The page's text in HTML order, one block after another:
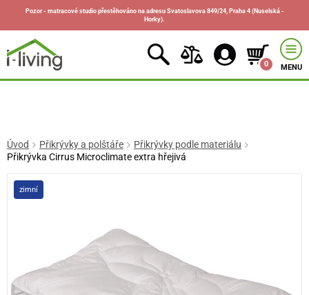
Pozor - matracové studio přestěhováno na adresu Svatoslavova 849/24, Praha 4 (Nuselská -
Horky).
0 MENU
Úvod Přikrývky a polštáře
Přikrývky podle materiálu
Přikrývka Cirrus Microclimate extra hřejivá
zimní